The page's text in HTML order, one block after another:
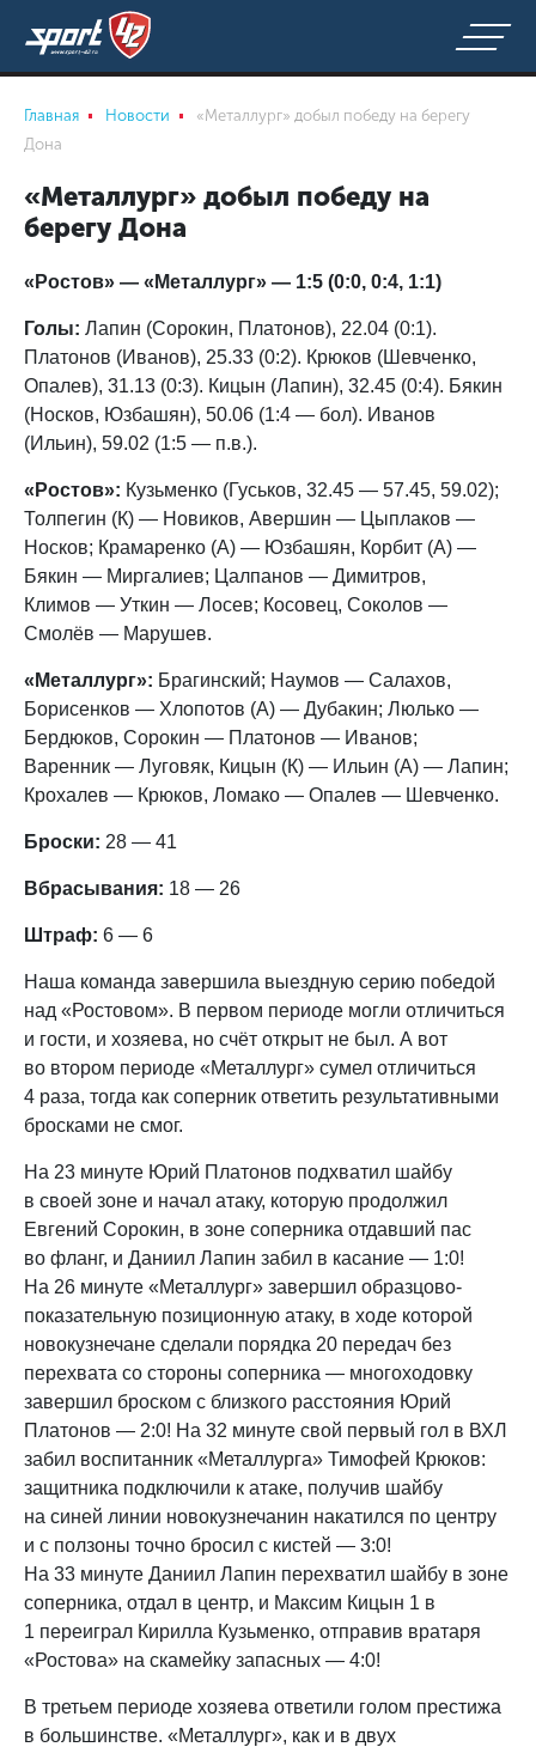
Главная Новости
«Металлург» добыл победу на берегу
Дона
«Металлург» добыл победу на
берегу Дона
«Ростов» — «Металлург» — 1:5 (0:0, 0:4, 1:1)
Голы: Лапин (Сорокин, Платонов), 22.04 (0:1).
Платонов (Иванов), 25.33 (0:2). Крюков (Шевченко,
Опалев), 31.13 (0:3). Кицын (Лапин), 32.45 (0:4). Бякин
(Носков, Юзбашян), 50.06 (1:4 — бол). Иванов
(Ильин), 59.02 (1:5 — п.в.).
«Ростов»: Кузьменко (Гуськов, 32.45 — 57.45, 59.02);
Толпегин (К) — Новиков, Авершин — Цыплаков —
Носков; Крамаренко (А) — Юзбашян, Корбит (А) —
Бякин — Миргалиев; Цалпанов — Димитров,
Климов — Уткин — Лосев; Косовец, Соколов —
Смолёв — Марушев.
«Металлург»: Брагинский; Наумов — Салахов,
Борисенков — Хлопотов (А) — Дубакин; Люлько —
Бердюков, Сорокин — Платонов — Иванов;
Варенник — Луговяк, Кицын (К) — Ильин (А) — Лапин;
Крохалев — Крюков, Ломако — Опалев — Шевченко.
Броски: 28 — 41
Вбрасывания: 18 — 26
Штраф: 6 — 6
Наша команда завершила выездную серию победой
над «Ростовом». В первом периоде могли отличиться
и гости, и хозяева, но счёт открыт не был. А вот
во втором периоде «Металлург» сумел отличиться
4 раза, тогда как соперник ответить результативными
бросками не смог.
На 23 минуте Юрий Платонов подхватил шайбу
в своей зоне и начал атаку, которую продолжил
Евгений Сорокин, в зоне соперника отдавший пас
во фланг, и Даниил Лапин забил в касание — 1:0!
На 26 минуте «Металлург» завершил образцово-
показательную позиционную атаку, в ходе которой
новокузнечане сделали порядка 20 передач без
перехвата со стороны соперника — многоходовку
завершил броском с близкого расстояния Юрий
Платонов — 2:0! На 32 минуте свой первый гол в ВХЛ
забил воспитанник «Металлурга» Тимофей Крюков:
защитника подключили к атаке, получив шайбу
на синей линии новокузнечанин накатился по центру
и с ползоны точно бросил с кистей — 3:0!
На 33 минуте Даниил Лапин перехватил шайбу в зоне
соперника, отдал в центр, и Максим Кицын 1 в
1 переиграл Кирилла Кузьменко, отправив вратаря
«Ростова» на скамейку запасных — 4:0!
В третьем периоде хозяева ответили голом престижа
в большинстве. «Металлург», как и в двух